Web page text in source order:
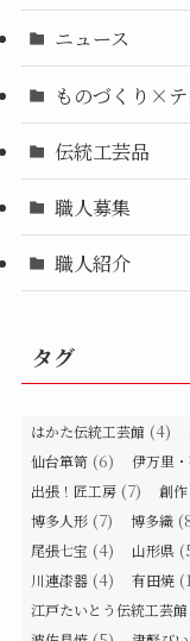
ニュース
ものづくり×
伝統工芸品
職人募集
職人紹介
タグ
はかた伝統工芸館 (4)
仙台箪笥 (6) 伊万里
出張！匠工房 (7) 創
博多人形 (7) 博多織
尾張七宝 (4) 山形県
川連漆器 (4) 有田焼
江戸たいとう伝統工芸館